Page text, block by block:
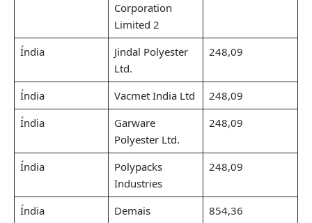
Corporation
Limited 2
Índia
Jindal Polyester
Ltd.
248,09
Índia Vacmet India Ltd
248,09
Índia
Garware
Polyester Ltd.
248,09
Índia
Polypacks
Industries
248,09
Índia
Demais
854,36